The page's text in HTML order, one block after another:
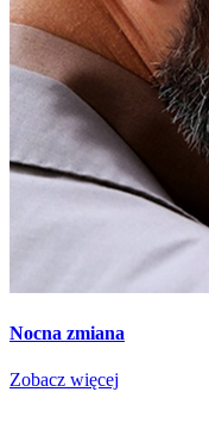
Nocna zmiana
Zobacz więcej